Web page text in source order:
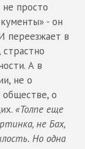
просто
- он
переезжает в
А в
не о
обществе, о
«Толпе еще
не Бах,
Но одна